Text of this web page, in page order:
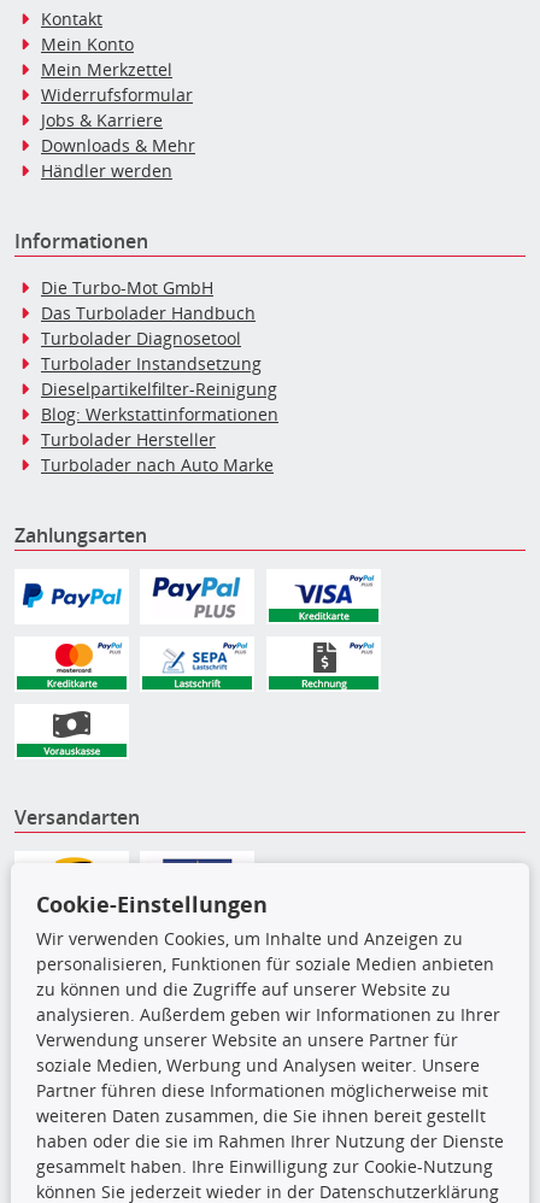
Kontakt
Mein Konto
Mein Merkzettel
Widerrufsformular
Jobs & Karriere
Downloads & Mehr
Händler werden
Informationen
Die Turbo-Mot GmbH
Das Turbolader Handbuch
Turbolader Diagnosetool
Turbolader Instandsetzung
Dieselpartikelfilter-Reinigung
Blog: Werkstattinformationen
Turbolader Hersteller
Turbolader nach Auto Marke
Zahlungsarten
Versandarten
Die hier angezeigten Daten,
insbesondere die gesamte Datenbank,
dürfen nicht kopiert werden. Es ist zu
unterlassen, die Daten oder die gesamte Datenbank ohne
Cookie-Einstellungen
Wir verwenden Cookies, um Inhalte und Anzeigen zu
personalisieren, Funktionen für soziale Medien anbieten
zu können und die Zugriffe auf unserer Website zu
analysieren. Außerdem geben wir Informationen zu Ihrer
Verwendung unserer Website an unsere Partner für
soziale Medien, Werbung und Analysen weiter. Unsere
Partner führen diese Informationen möglicherweise mit
weiteren Daten zusammen, die Sie ihnen bereit gestellt
haben oder die sie im Rahmen Ihrer Nutzung der Dienste
gesammelt haben. Ihre Einwilligung zur Cookie-Nutzung
können Sie jederzeit wieder in der Datenschutzerklärung